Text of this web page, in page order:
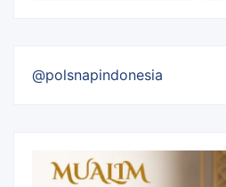
@polsnapindonesia